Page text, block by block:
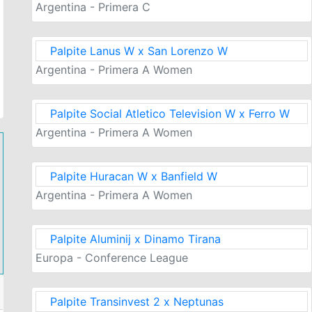
Argentina - Primera C
Palpite Lanus W x San Lorenzo W
Argentina - Primera A Women
Palpite Social Atletico Television W x Ferro W
Argentina - Primera A Women
Palpite Huracan W x Banfield W
Argentina - Primera A Women
Palpite Aluminij x Dinamo Tirana
Europa - Conference League
Palpite Transinvest 2 x Neptunas